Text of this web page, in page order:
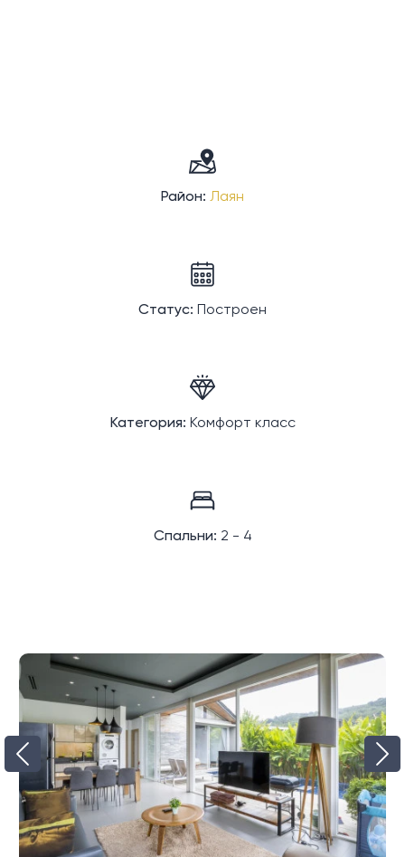
Район: Лаян
Статус: Построен
Категория: Комфорт класс
Спальни: 2 - 4